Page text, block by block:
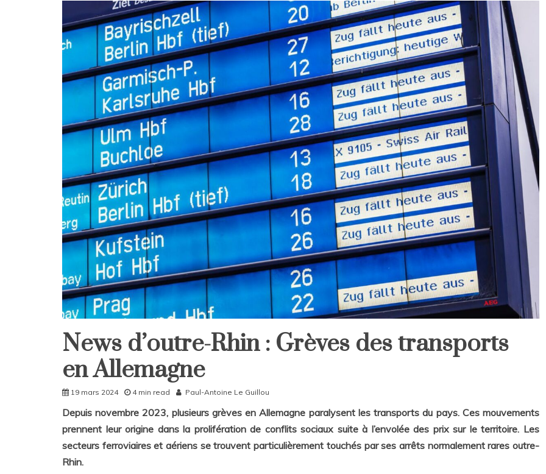
Home
International
News d’outre-Rhin : Grèves des transports
en Allemagne
19 mars 2024 4 min read Paul-Antoine Le Guillou
Depuis novembre 2023, plusieurs grèves en Allemagne paralysent les transports du pays. Ces mouvements
prennent leur origine dans la prolifération de conflits sociaux suite à l’envolée des prix sur le territoire. Les
secteurs ferroviaires et aériens se trouvent particulièrement touchés par ses arrêts normalement rares outre-
Rhin.